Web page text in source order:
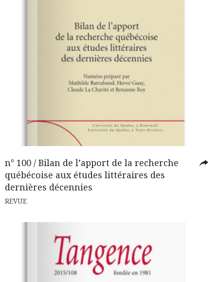
n° 100 / Bilan de l’apport de la recherche
québécoise aux études littéraires des
dernières décennies
REVUE